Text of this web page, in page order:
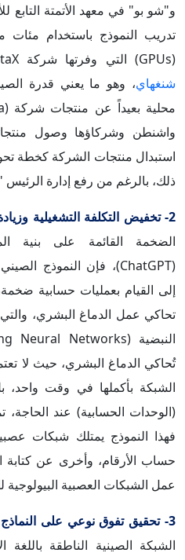
و"شو بو" في معهد الأتمتة التابع
تدريب النموذج باستخدام
(GPUs) التي وفرتها شركة MetaX لصناعة الشرائح ومقرها
شنغهاي، وهو ما يعني قدرة
واشنطن وشركاؤها وصول
استبدال منتجات الشركة كخطة
ذلك، بالرغم من رفع إدارة الرئيس
2- تخفيض التكلفة التشغيلية وزيادة الكفاءة:
إلى القيام بعمليات حسابية
تحاكي عمل الدماغ البشري،
تُحاكي الدماغ البشري، حيث لا
الشبكة بأكملها في وقت واحد،
(الوحدات الحسابية) عند الحاجة،
فهذا النموذج يمتلك شبكات
حساب الأرقام، وأخرى عن كتابة
عمل الشبكات العصبية البيولوجية
3- تحقيق تفوق نوعي على النماذج الغربية:
الشبكة الصينية الناطقة باللغة